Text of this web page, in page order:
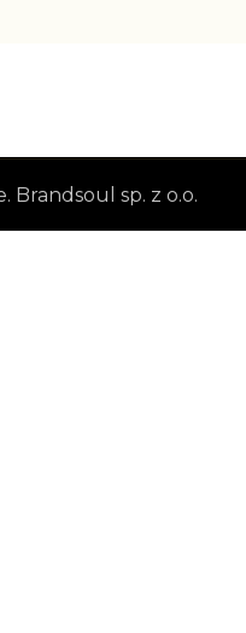
Brandsoul sp. z o.o.